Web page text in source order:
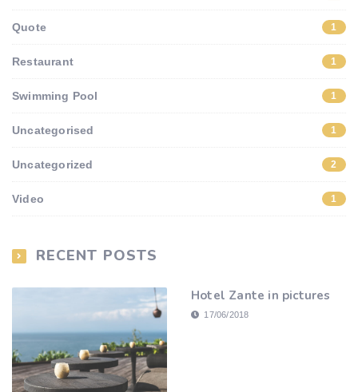
Quote 1
Restaurant 1
Swimming Pool 1
Uncategorised 1
Uncategorized 2
Video 1
RECENT POSTS
Hotel Zante in pictures
17/06/2018